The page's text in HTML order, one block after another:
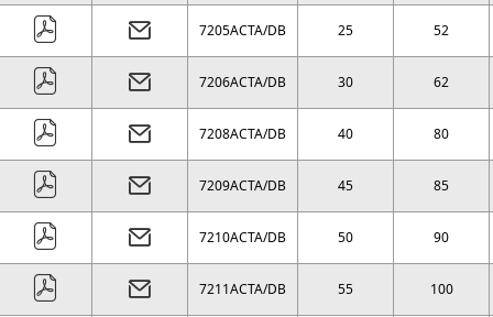
7205ACTA/DB 25 52
7206ACTA/DB 30 62
7208ACTA/DB 40 80
7209ACTA/DB 45 85
7210ACTA/DB 50 90
7211ACTA/DB 55 100